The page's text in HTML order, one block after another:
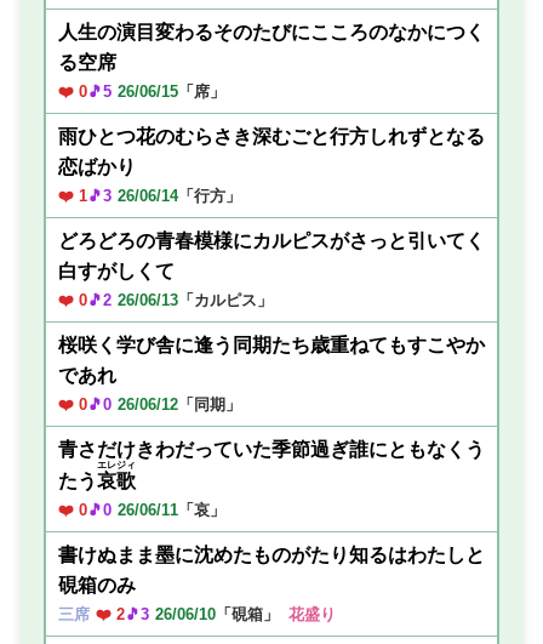
人生の演目変わるそのたびにこころのなかにつく
る空席
❤️ 0🎵5 26/06/15 「席」
雨ひとつ花のむらさき深むごと行方しれずとなる
恋ばかり
❤️ 1🎵3 26/06/14「行方」
どろどろの青春模様にカルピスがさっと引いてく
白すがしくて
❤️ 0🎵2 26/06/13 「カルピス」
桜咲く学び舎に逢う同期たち歳重ねてもすこやか
であれ
❤️ 0🎵0 26/06/12 「同期」
青さだけきわだっていた季節過ぎ誰にともなくう
たう哀歌
エレジィ
❤️ 0🎵0 26/06/11 「哀」
書けぬまま墨に沈めたものがたり知るはわたしと
硯箱のみ
三席 ❤️ 2🎵3 26/06/10 「硯箱」 花盛り